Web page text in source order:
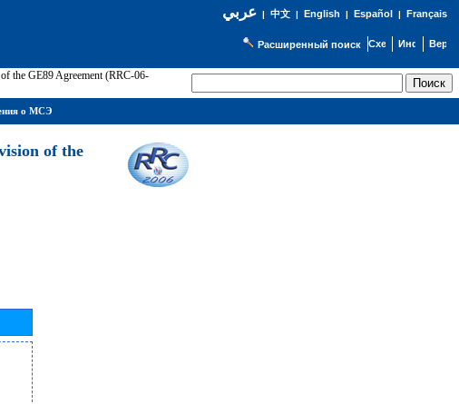
عربي| 中文| English | Español | Français
Расширенный поиск
the GE89 Agreement (RRC-06-
of the
о МСЭ